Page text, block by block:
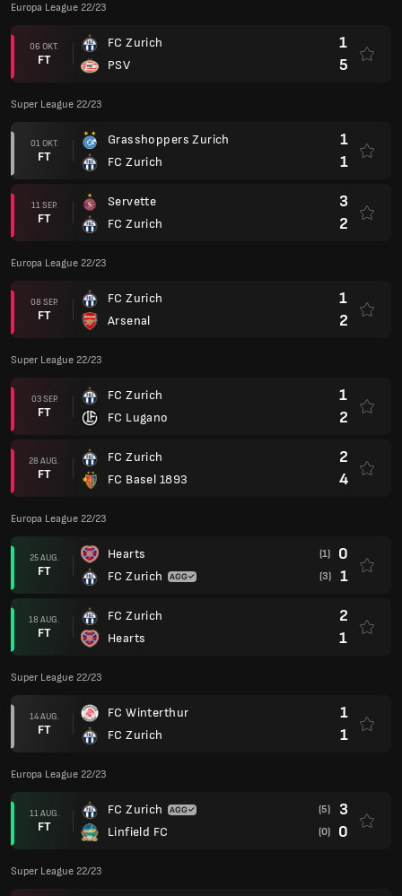
Europa League 22/23
06 OKT.
FT
FC Zurich
PSV
1
5
Super League 22/23
01 OKT.
FT
Grasshoppers Zurich
FC Zurich
1
1
11 SEP.
FT
Servette
FC Zurich
3
2
Europa League 22/23
08 SEP.
FT
FC Zurich
Arsenal
1
2
Super League 22/23
03 SEP.
FT
FC Zurich
FC Lugano
1
2
28 AUG.
FT
FC Zurich
FC Basel 1893
2
4
Europa League 22/23
25 AUG.
FT
Hearts
FC Zurich
(1) 0
(3) 1
18 AUG.
FT
FC Zurich
Hearts
2
1
Super League 22/23
14 AUG.
FT
FC Winterthur
FC Zurich
1
1
Europa League 22/23
11 AUG.
FT
FC Zurich
Linfield FC
(5) 3
(0) 0
Super League 22/23